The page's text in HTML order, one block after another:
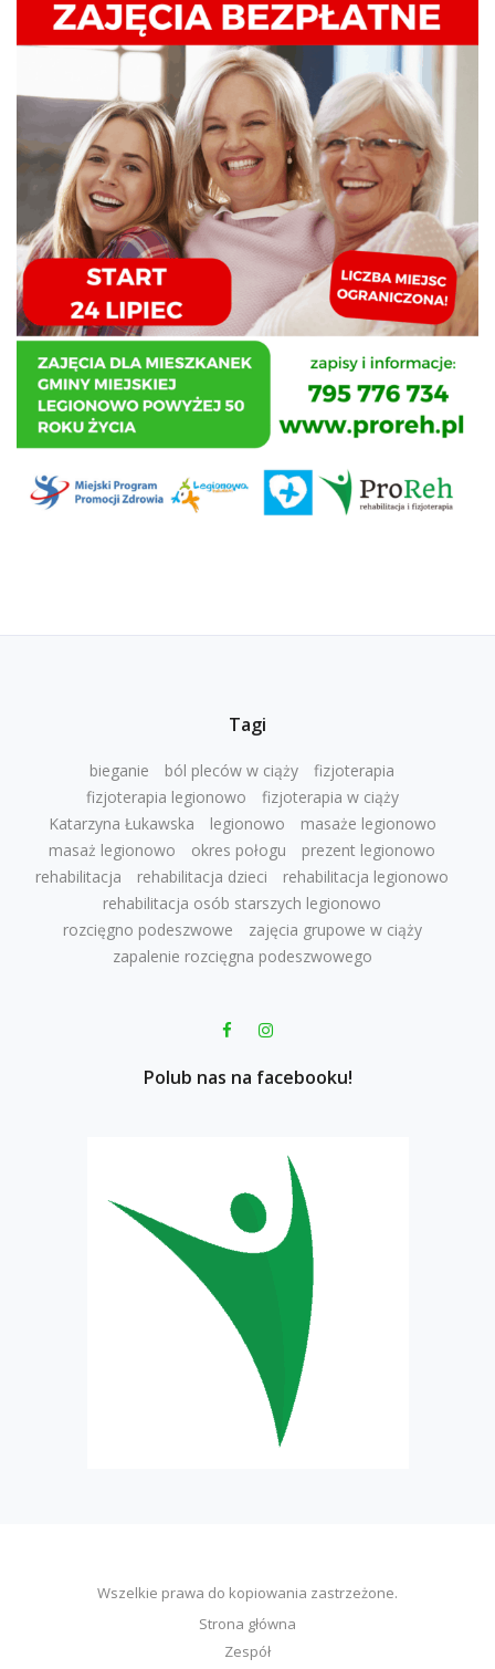
Tagi
bieganie ból pleców w ciąży
fizjoterapia
fizjoterapia legionowo
fizjoterapia w ciąży
Katarzyna Łukawska
legionowo
masaże legionowo
masaż legionowo
okres połogu
prezent legionowo
rehabilitacja
rehabilitacja dzieci
rehabilitacja legionowo
rehabilitacja osób starszych legionowo
rozcięgno podeszwowe
zajęcia grupowe w ciąży
zapalenie rozcięgna podeszwowego
Polub nas na facebooku!
Wszelkie prawa do kopiowania zastrzeżone.
Strona główna
Zespół